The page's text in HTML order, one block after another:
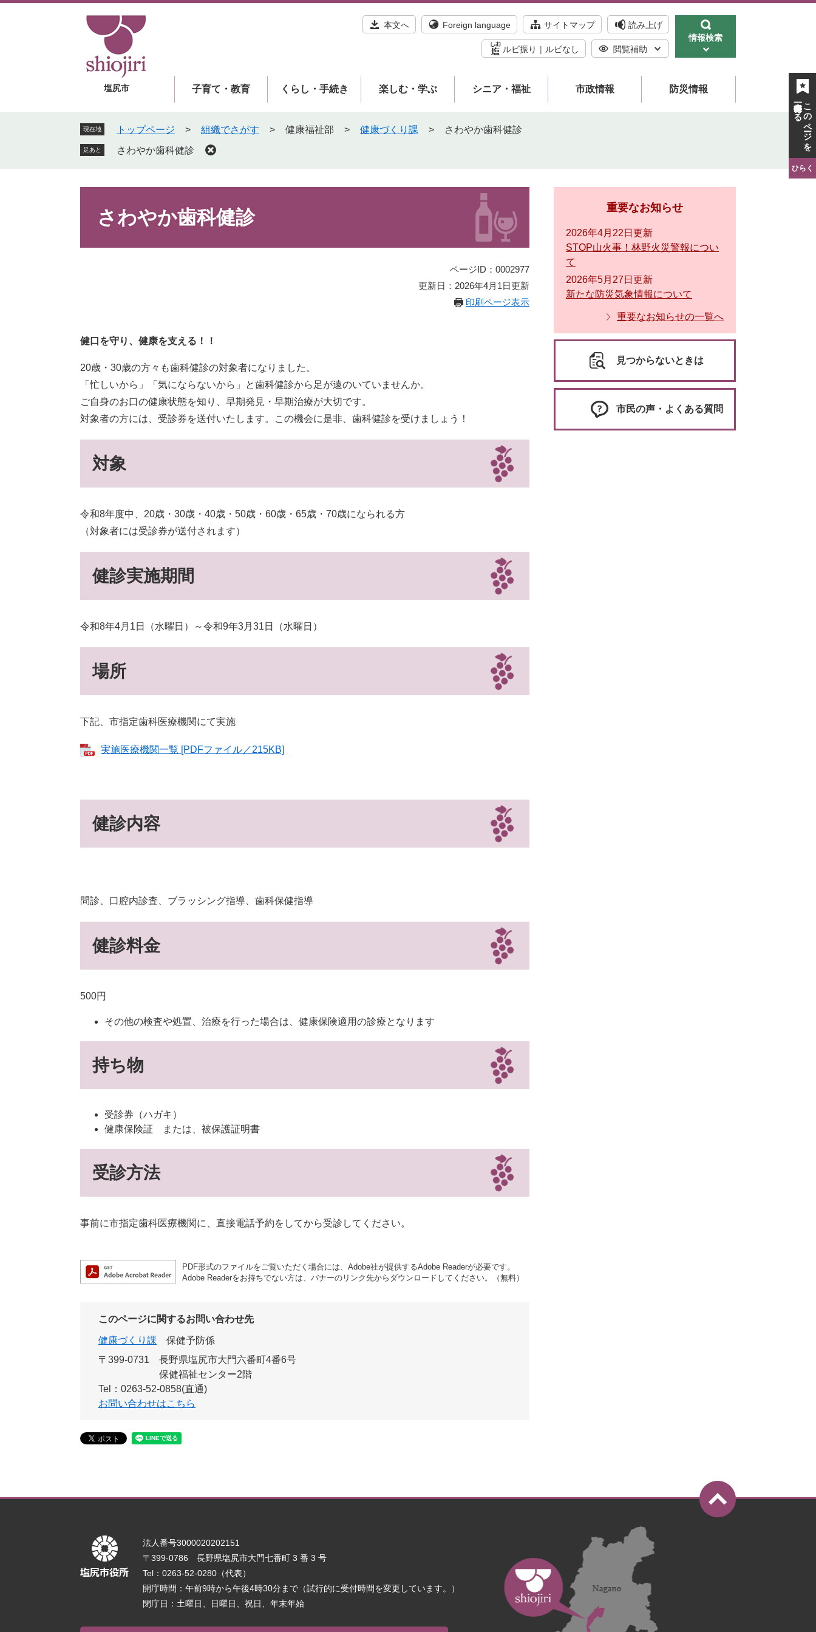
塩尻市
本文へ Foreign language サイトマップ 読み上げ
ルビ振り ルビなし 閲覧補助
情報検索
子育て・教育 くらし・手続き 楽しむ・学ぶ シニア・福祉 市政情報 防災情報
現在地 トップページ > 組織でさがす > 健康福祉部 > 健康づくり課 > さわやか歯科健診
足あと さわやか歯科健診
さわやか歯科健診
ページID：0002977
更新日：2026年4月1日更新
印刷ページ表示
健口を守り、健康を支える！！
20歳・30歳の方々も歯科健診の対象者になりました。
「忙しいから」「気にならないから」と歯科健診から足が遠のいていませんか。
ご自身のお口の健康状態を知り、早期発見・早期治療が大切です。
対象者の方には、受診券を送付いたします。この機会に是非、歯科健診を受けましょう！
対象
令和8年度中、20歳・30歳・40歳・50歳・60歳・65歳・70歳になられる方
（対象者には受診券が送付されます）
健診実施期間
令和8年4月1日（水曜日）～令和9年3月31日（水曜日）
場所
下記、市指定歯科医療機関にて実施
実施医療機関一覧 [PDFファイル／215KB]
健診内容
問診、口腔内診査、ブラッシング指導、歯科保健指導
健診料金
500円
その他の検査や処置、治療を行った場合は、健康保険適用の診療となります
持ち物
受診券（ハガキ）
健康保険証 または、被保護証明書
受診方法
事前に市指定歯科医療機関に、直接電話予約をしてから受診してください。
PDF形式のファイルをご覧いただく場合には、Adobe社が提供するAdobe Readerが必要です。
Adobe Readerをお持ちでない方は、バナーのリンク先からダウンロードしてください。（無料）
このページに関するお問い合わせ先
健康づくり課
保健予防係
〒399-0731
長野県塩尻市大門六番町4番6号
保健福祉センター2階
Tel：0263-52-0858(直通)
お問い合わせはこちら
重要なお知らせ
2026年4月22日更新
STOP山火事！林野火災警報につい
て
2026年5月27日更新
新たな防災気象情報について
重要なお知らせの一覧へ
見つからないときは
市民の声・よくある質問
法人番号3000020202151
〒399-0786 長野県塩尻市大門七番町 3 番 3 号
Tel：0263-52-0280（代表）
開庁時間：午前9時から午後4時30分まで（試行的に受付時間を変更しています。）
閉庁日：土曜日、日曜日、祝日、年末年始
このページを
一時保存する
ひらく